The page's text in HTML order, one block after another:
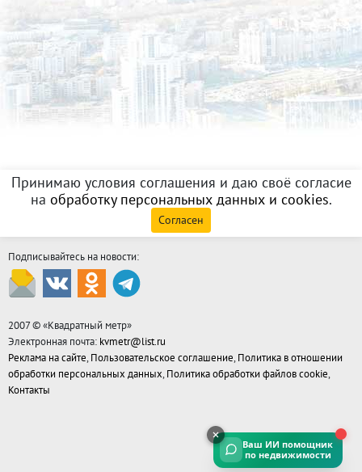
Принимаю условия соглашения и даю своё согласие
на обработку персональных данных и cookies.
Согласен
Подписывайтесь на новости:
2007 © «Квадратный метр»
Электронная почта: kvmetr@list.ru
Реклама на сайте, Пользовательское соглашение, Политика в отношении
обработки персональных данных, Политика обработки файлов cookie,
Контакты
Ваш ИИ помощник
по недвижимости